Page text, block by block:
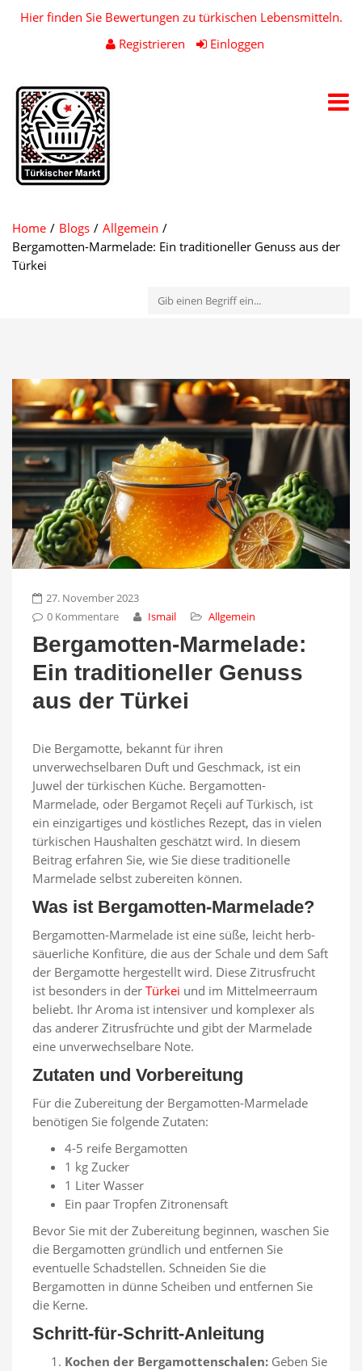
Hier finden Sie Bewertungen zu türkischen Lebensmitteln.
Registrieren
Einloggen
Home Blogs
Allgemein
Bergamotten-Marmelade: Ein traditioneller Genuss aus der
Türkei
27. November 2023
0 Kommentare
Ismail Allgemein
Bergamotten-Marmelade:
Ein traditioneller Genuss
aus der Türkei
Die Bergamotte, bekannt für ihren
unverwechselbaren Duft und Geschmack, ist ein
Juwel der türkischen Küche. Bergamotten-
Marmelade, oder Bergamot Reçeli auf Türkisch, ist
ein einzigartiges und köstliches Rezept, das in vielen
türkischen Haushalten geschätzt wird. In diesem
Beitrag erfahren Sie, wie Sie diese traditionelle
Marmelade selbst zubereiten können.
Was ist Bergamotten-Marmelade?
Bergamotten-Marmelade ist eine süße, leicht herb-
säuerliche Konfitüre, die aus der Schale und dem Saft
der Bergamotte hergestellt wird. Diese Zitrusfrucht
ist besonders in der Türkei und im Mittelmeerraum
beliebt. Ihr Aroma ist intensiver und komplexer als
das anderer Zitrusfrüchte und gibt der Marmelade
eine unverwechselbare Note.
Zutaten und Vorbereitung
Für die Zubereitung der Bergamotten-Marmelade
benötigen Sie folgende Zutaten:
4-5 reife Bergamotten
1 kg Zucker
1 Liter Wasser
Ein paar Tropfen Zitronensaft
Bevor Sie mit der Zubereitung beginnen, waschen Sie
die Bergamotten gründlich und entfernen Sie
eventuelle Schadstellen. Schneiden Sie die
Bergamotten in dünne Scheiben und entfernen Sie
die Kerne.
Schritt-für-Schritt-Anleitung
Kochen der Bergamottenschalen: Geben Sie